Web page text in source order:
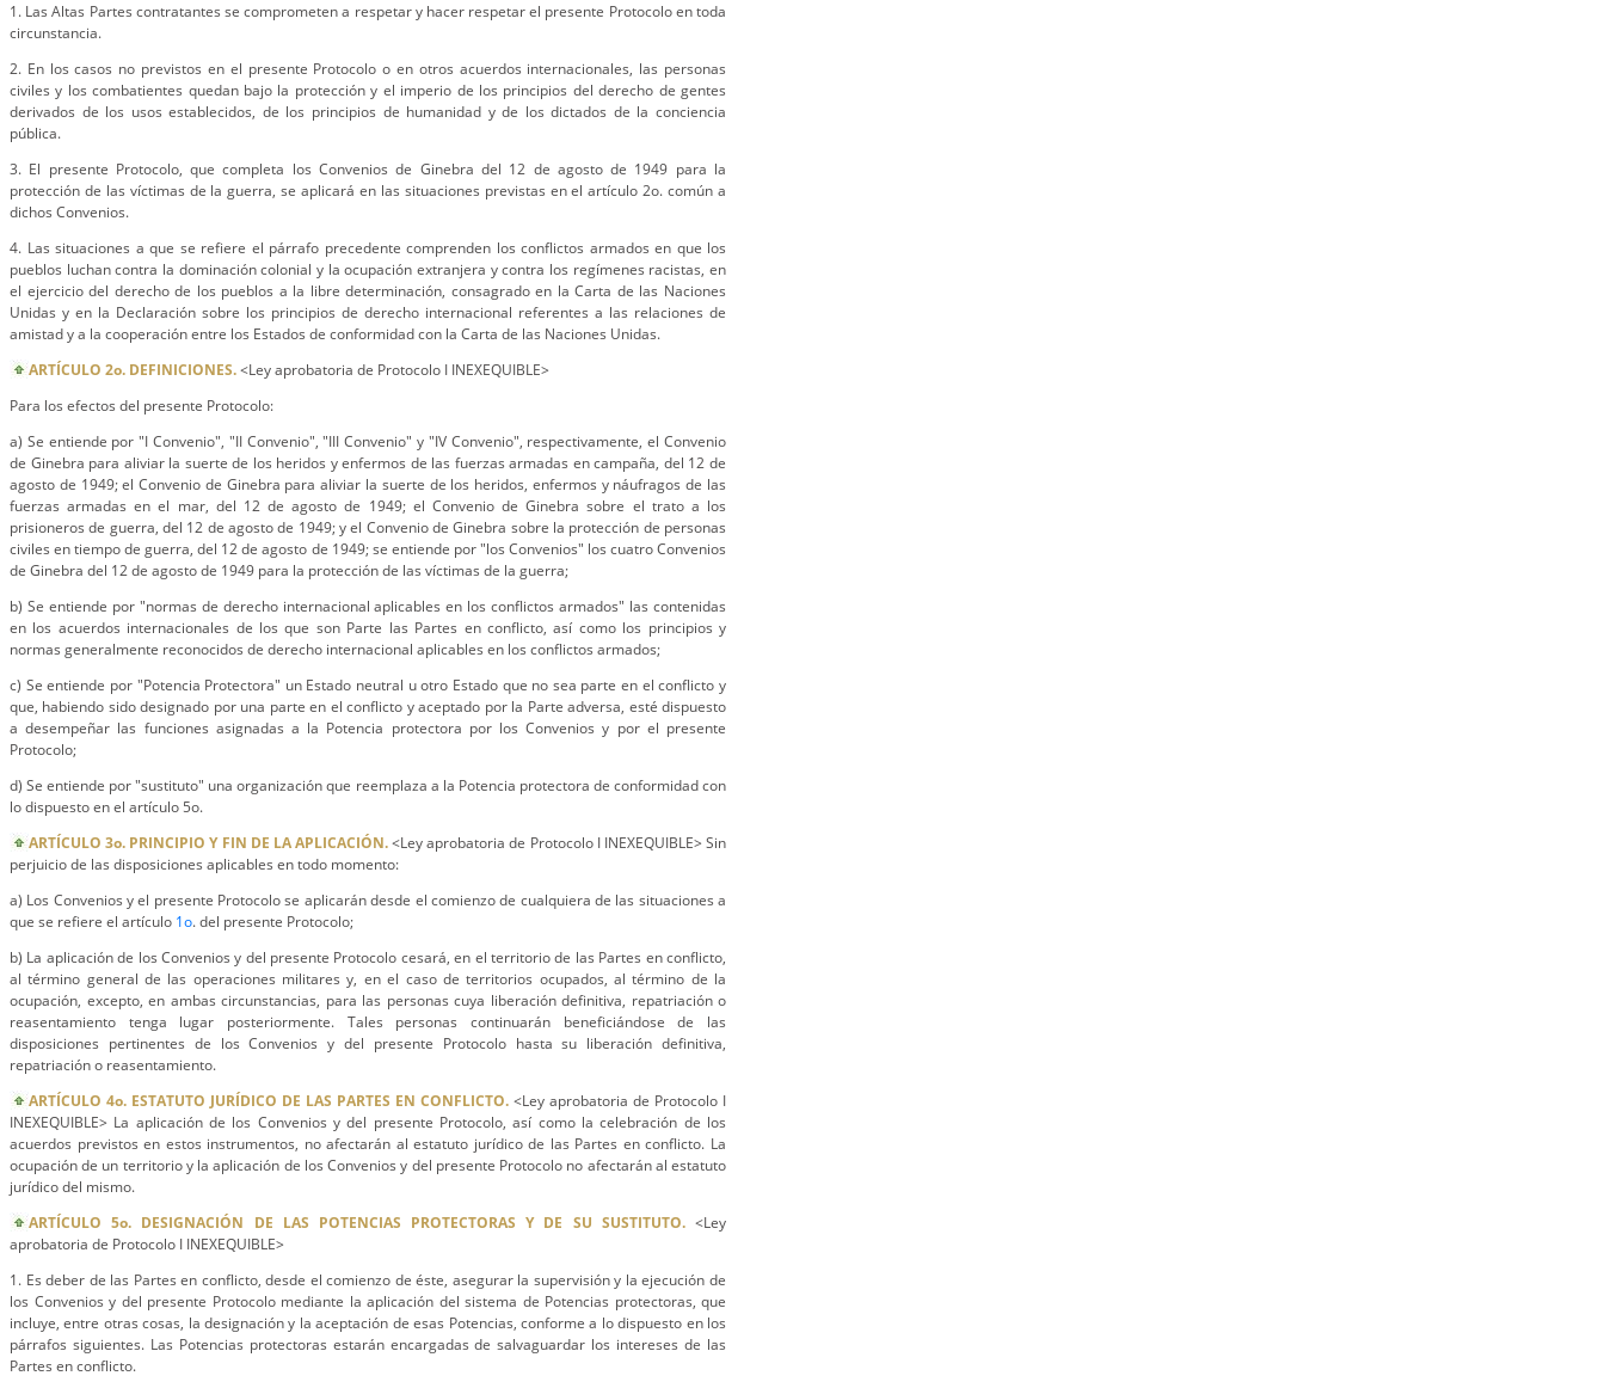
1. Las Altas Partes contratantes se comprometen a respetar y hacer respetar el presente Protocolo en toda
circunstancia.
2. En los casos no previstos en el presente Protocolo o en otros acuerdos internacionales, las personas
civiles y los combatientes quedan bajo la protección y el imperio de los principios del derecho de gentes
derivados de los usos establecidos, de los principios de humanidad y de los dictados de la conciencia
pública.
3. El presente Protocolo, que completa los Convenios de Ginebra del 12 de agosto de 1949 para la
protección de las víctimas de la guerra, se aplicará en las situaciones previstas en el artículo 2o. común a
dichos Convenios.
4. Las situaciones a que se refiere el párrafo precedente comprenden los conflictos armados en que los
pueblos luchan contra la dominación colonial y la ocupación extranjera y contra los regímenes racistas, en
el ejercicio del derecho de los pueblos a la libre determinación, consagrado en la Carta de las Naciones
Unidas y en la Declaración sobre los principios de derecho internacional referentes a las relaciones de
amistad y a la cooperación entre los Estados de conformidad con la Carta de las Naciones Unidas.
ARTÍCULO 2o. DEFINICIONES.<Ley aprobatoria de Protocolo I INEXEQUIBLE>
Para los efectos del presente Protocolo:
a) Se entiende por "I Convenio", "II Convenio", "III Convenio" y "IV Convenio", respectivamente, el Convenio
de Ginebra para aliviar la suerte de los heridos y enfermos de las fuerzas armadas en campaña, del 12 de
agosto de 1949; el Convenio de Ginebra para aliviar la suerte de los heridos, enfermos y náufragos de las
fuerzas armadas en el mar, del 12 de agosto de 1949; el Convenio de Ginebra sobre el trato a los
prisioneros de guerra, del 12 de agosto de 1949; y el Convenio de Ginebra sobre la protección de personas
civiles en tiempo de guerra, del 12 de agosto de 1949; se entiende por "los Convenios" los cuatro Convenios
de Ginebra del 12 de agosto de 1949 para la protección de las víctimas de la guerra;
b) Se entiende por "normas de derecho internacional aplicables en los conflictos armados" las contenidas
en los acuerdos internacionales de los que son Parte las Partes en conflicto, así como los principios y
normas generalmente reconocidos de derecho internacional aplicables en los conflictos armados;
c) Se entiende por "Potencia Protectora" un Estado neutral u otro Estado que no sea parte en el conflicto y
que, habiendo sido designado por una parte en el conflicto y aceptado por la Parte adversa, esté dispuesto
a desempeñar las funciones asignadas a la Potencia protectora por los Convenios y por el presente
Protocolo;
d) Se entiende por "sustituto" una organización que reemplaza a la Potencia protectora de conformidad con
lo dispuesto en el artículo 5o.
ARTÍCULO 3o. PRINCIPIO Y FIN DE LA APLICACIÓN.<Ley aprobatoria de Protocolo I INEXEQUIBLE> Sin
perjuicio de las disposiciones aplicables en todo momento:
a) Los Convenios y el presente Protocolo se aplicarán desde el comienzo de cualquiera de las situaciones a
que se refiere el artículo 1o. del presente Protocolo;
b) La aplicación de los Convenios y del presente Protocolo cesará, en el territorio de las Partes en conflicto,
al término general de las operaciones militares y, en el caso de territorios ocupados, al término de la
ocupación, excepto, en ambas circunstancias, para las personas cuya liberación definitiva, repatriación o
reasentamiento tenga lugar posteriormente. Tales personas continuarán beneficiándose de las
disposiciones pertinentes de los Convenios y del presente Protocolo hasta su liberación definitiva,
repatriación o reasentamiento.
ARTÍCULO 4o. ESTATUTO JURÍDICO DE LAS PARTES EN CONFLICTO. <Ley aprobatoria de Protocolo I
INEXEQUIBLE> La aplicación de los Convenios y del presente Protocolo, así como la celebración de los
acuerdos previstos en estos instrumentos, no afectarán al estatuto jurídico de las Partes en conflicto. La
ocupación de un territorio y la aplicación de los Convenios y del presente Protocolo no afectarán al estatuto
jurídico del mismo.
ARTÍCULO 5o. DESIGNACIÓN DE LAS POTENCIAS PROTECTORAS Y DE SU SUSTITUTO.<Ley
aprobatoria de Protocolo I INEXEQUIBLE>
1. Es deber de las Partes en conflicto, desde el comienzo de éste, asegurar la supervisión y la ejecución de
los Convenios y del presente Protocolo mediante la aplicación del sistema de Potencias protectoras, que
incluye, entre otras cosas, la designación y la aceptación de esas Potencias, conforme a lo dispuesto en los
párrafos siguientes. Las Potencias protectoras estarán encargadas de salvaguardar los intereses de las
Partes en conflicto.